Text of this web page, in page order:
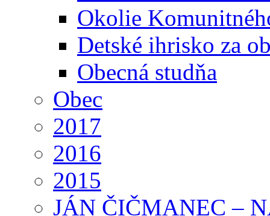
Okolie
Detské ihrisko za
Obecná studňa
Obec
2017
2016
2015
JÁN ČIČMANEC –